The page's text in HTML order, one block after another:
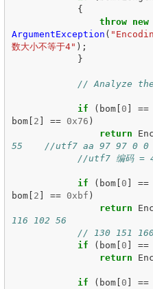
{
throw
new
ArgumentException (
数大小不等于4" );
}
// Analyze the
if ( bom[ 0 ] ==
bom[ 2 ] == 0x76 )
return
55    //utf7 aa 97 97 0 0
//utf7 编码 =
if ( bom[ 0 ] ==
bom[ 2 ] == 0xbf )
return
116 102 56
// 130 151
if
( bom[ 0 ] ==
return
if ( bom[ 0 ] ==